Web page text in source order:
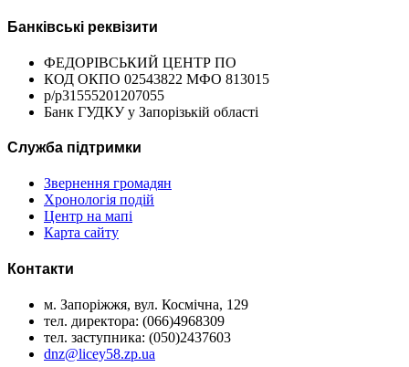
Банківські реквізити
ФЕДОРІВСЬКИЙ ЦЕНТР ПО
КОД ОКПО 02543822 МФО 813015
р/р31555201207055
Банк ГУДКУ у Запорізькій області
Служба підтримки
Звернення громадян
Хронологія подій
Центр на мапі
Карта сайту
Контакти
м. Запоріжжя, вул. Космічна, 129
тел. директора: (066)4968309
тел. заступника: (050)2437603
dnz@licey58.zp.ua